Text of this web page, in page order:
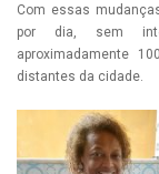
Com essas
por dia, sem
aproximadamente
distantes da cidade.